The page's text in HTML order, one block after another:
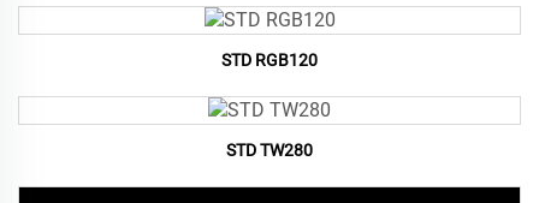
STD RGB120
STD TW280